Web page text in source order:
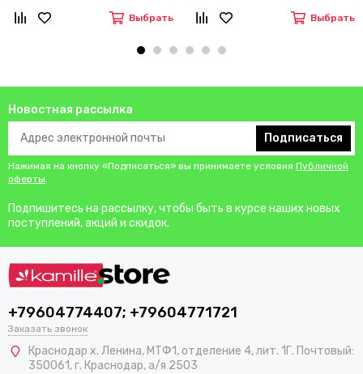
Выбрать Выбрать
Новостная рассылка
Подписаться
Нажимая на кнопку «Подписаться» вы принимаете условия Публичной
оферты.
Подпишитесь на рассылку, чтобы быть в курсе наших новых
поступлений, акций и скидок.
+79604774407; +79604771721
Заказать звонок
Краснодар х. Ленина, МТФ1, отделение 4, лит. 1Г. Почтовый:
350061, г. Краснодар, а/я 2503